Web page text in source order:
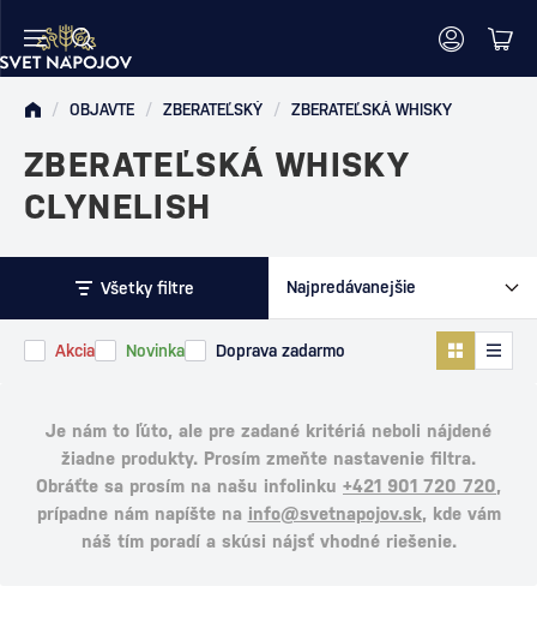
/ OBJAVTE / ZBERATEĽSKÝ / ZBERATEĽSKÁ WHISKY
ZBERATEĽSKÁ WHISKY
CLYNELISH
Všetky filtre
Akcia Novinka Doprava zadarmo
Je nám to ľúto, ale pre zadané kritériá neboli nájdené
žiadne produkty. Prosím zmeňte nastavenie filtra.
Obráťte sa prosím na našu infolinku +421 901 720 720,
prípadne nám napíšte na info@svetnapojov.sk, kde vám
náš tím poradí a skúsi nájsť vhodné riešenie.